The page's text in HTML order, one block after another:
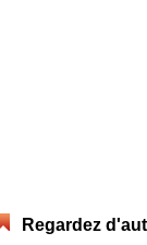
Regardez